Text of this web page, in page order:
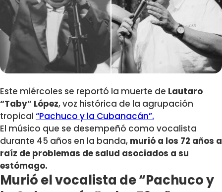
Este miércoles se reportó la muerte de Lautaro
“Taby” López, voz histórica de la agrupación
tropical “Pachuco y la Cubanacán”.
El músico que se desempeñó como vocalista
durante 45 años en la banda, murió a los 72 años a
raíz de problemas de salud asociados a su
estómago.
Murió el vocalista de “Pachuco y